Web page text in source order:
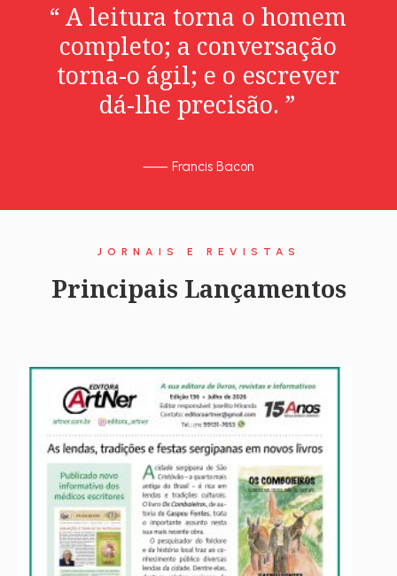
“ A leitura torna o homem
completo; a conversação
torna-o ágil; e o escrever
dá-lhe precisão. ”
⸺ Francis Bacon
JORNAIS E REVISTAS
Principais Lançamentos